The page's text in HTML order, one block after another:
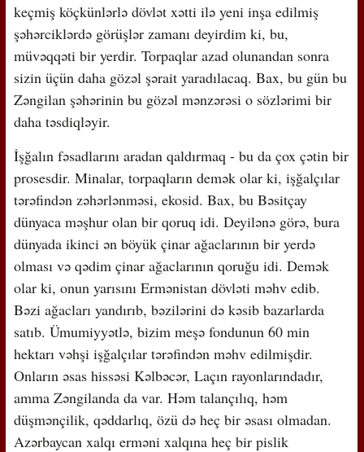
keçmiş köçkünlərlə dövlət xətti ilə yeni inşa edilmiş
şəhərciklərdə görüşlər zamanı deyirdim ki, bu,
müvəqqəti bir yerdir. Torpaqlar azad olunandan sonra
sizin üçün daha gözəl şərait yaradılacaq. Bax, bu gün bu
Zəngilan şəhərinin bu gözəl mənzərəsi o sözlərimi bir
daha təsdiqləyir.
İşğalın fəsadlarını aradan qaldırmaq - bu da çox çətin bir
prosesdir. Minalar, torpaqların demək olar ki, işğalçılar
tərəfindən zəhərlənməsi, ekosid. Bax, bu Bəsitçay
dünyaca məşhur olan bir qoruq idi. Deyilənə görə, bura
dünyada ikinci ən böyük çinar ağaclarının bir yerdə
olması və qədim çinar ağaclarının qoruğu idi. Demək
olar ki, onun yarısını Ermənistan dövləti məhv edib.
Bəzi ağacları yandırıb, bəzilərini də kəsib bazarlarda
satıb. Ümumiyyətlə, bizim meşə fondunun 60 min
hektarı vəhşi işğalçılar tərəfindən məhv edilmişdir.
Onların əsas hissəsi Kəlbəcər, Laçın rayonlarındadır,
amma Zəngilanda da var. Həm talançılıq, həm
düşmənçilik, qəddarlıq, özü də heç bir əsası olmadan.
Azərbaycan xalqı erməni xalqına heç bir pislik